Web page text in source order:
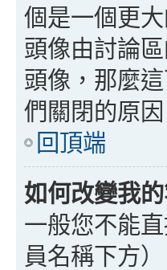
個是一個更
頭像由討論
頭像，那麼
們關閉的原因
回頂端
如何改變我
一般您不能
員名稱下方